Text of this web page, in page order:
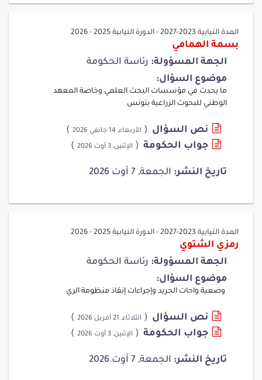
المدة النيابية 2023-2027 - الدورة النيابية 2025 - 2026
بسمة الهمامي
الجهة المسؤولة: رئاسة الحكومة
موضوع السؤال:
ما يحدث في مؤسسات البحث العلمي وخاصة المعهد
الوطني للبحوث الزراعية بتونس
نص السؤال ( الأربعاء, 14 جانفي 2026
)
جواب الحكومة ( الإثنين, 3 أوت 2026 )
تاريخ النشر: الجمعة, 7 أوت 2026
المدة النيابية 2023-2027 - الدورة النيابية 2025 - 2026
رمزي الشتوي
الجهة المسؤولة: رئاسة الحكومة
موضوع السؤال:
وضعية واحات الجريد وإجراءات إنقاذ منظومة الري
نص السؤال ( الثلاثاء, 21 أفريل 2026
)
جواب الحكومة ( الإثنين, 3 أوت 2026 )
تاريخ النشر: الجمعة, 7 أوت 2026